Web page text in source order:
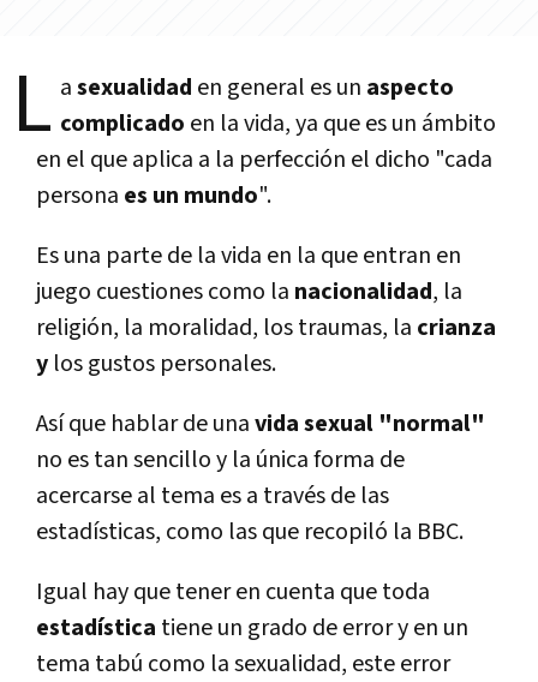
L asexualidad en general es un aspecto
complicado en la vida, ya que es un ámbito
en el que aplica a la perfección el dicho "cada
persona es un mundo".
Es una parte de la vida en la que entran en
juego cuestiones como la nacionalidad, la
religión, la moralidad, los traumas, la crianza
y los gustos personales.
Así que hablar de unavida sexual "normal"
no es tan sencillo y la única forma de
acercarse al tema es a través de las
estadísticas, como las que recopiló la BBC.
Igual hay que tener en cuenta que toda
estadística tiene un grado de error y en un
tema tabú como la sexualidad, este error